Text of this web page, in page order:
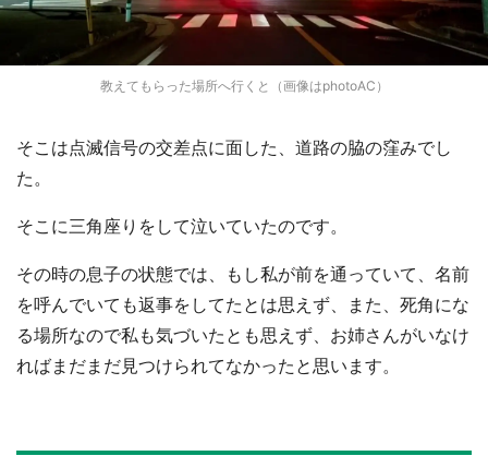
教えてもらった場所へ行くと（画像はphotoAC）
そこは点滅信号の交差点に面した、道路の脇の窪みでし
た。
そこに三角座りをして泣いていたのです。
その時の息子の状態では、もし私が前を通っていて、名前
を呼んでいても返事をしてたとは思えず、また、死角にな
る場所なので私も気づいたとも思えず、お姉さんがいなけ
ればまだまだ見つけられてなかったと思います。